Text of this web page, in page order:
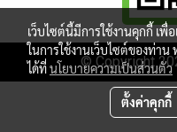
© Copyright
เว็บไซต์นี้มีการใช้งานคุกกี้ เ
ในการใช้งานเว็บไซต์ของท่า
ได้ที่นโยบายความเป็นส่วนตัว
ตั้งค่าคุกกี้